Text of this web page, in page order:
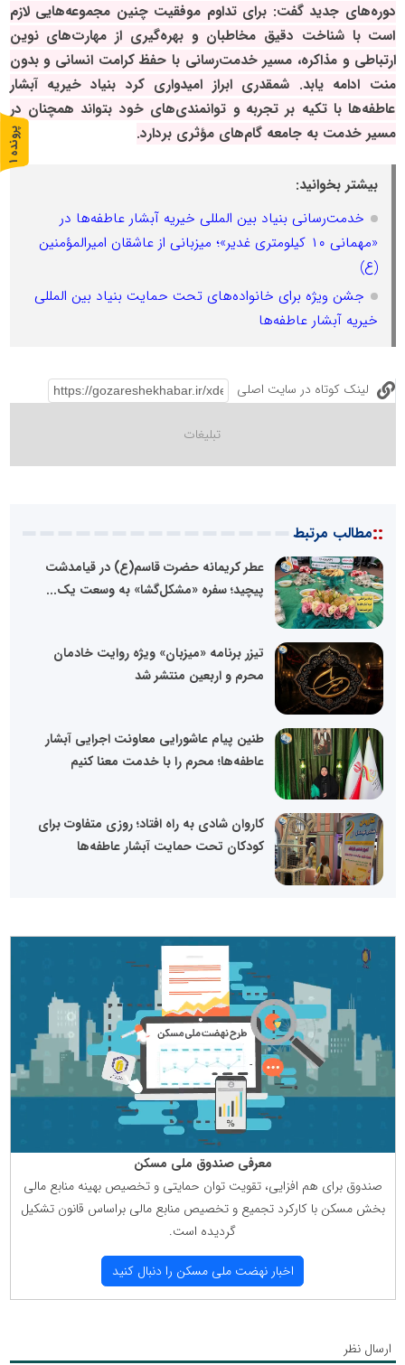
دوره‌های جدید گفت: برای تداوم موفقیت چنین مجموعه‌هایی لازم
است با شناخت دقیق مخاطبان و بهره‌گیری از مهارت‌های نوین
ارتباطی و مذاکره، مسیر خدمت‌رسانی با حفظ کرامت انسانی و بدون
منت ادامه یابد. شمقدری ابراز امیدواری کرد بنیاد خیریه آبشار
عاطفه‌ها با تکیه بر تجربه و توانمندی‌های خود بتواند همچنان در
مسیر خدمت به جامعه گام‌های مؤثری بردارد.
بیشتر بخوانید:
خدمت‌رسانی بنیاد بین المللی خیریه آبشار عاطفه‌ها در
«مهمانی ۱۰ کیلومتری غدیر»؛ میزبانی از عاشقان امیرالمؤمنین
(ع)
جشن ویژه برای خانواده‌های تحت حمایت بنیاد بین المللی
خیریه آبشار عاطفه‌ها
لینک کوتاه در سایت اصلی
::مطالب مرتبط
عطر کریمانه حضرت قاسم(ع) در قیامدشت
پیچید؛ سفره «مشکل‌گشا» به وسعت یک...
تیزر برنامه «میزبان» ویژه روایت خادمان
محرم و اربعین منتشر شد
طنین پیام عاشورایی معاونت اجرایی آبشار
عاطفه‌ها؛ محرم را با خدمت معنا کنیم
کاروان شادی به راه افتاد؛ روزی متفاوت برای
کودکان تحت حمایت آبشار عاطفه‌ها
معرفی صندوق ملی مسكن
صندوق برای هم افزایی، تقویت توان حمایتی و تخصیص بهینه منابع مالی
بخش مسكن با كاركرد تجمیع و تخصیص منابع مالی براساس قانون تشكیل
گردیده است.
اخبار نهضت ملی مسكن را دنبال كنید
ارسال نظر
پ
ر
و
ن
د
ه
1